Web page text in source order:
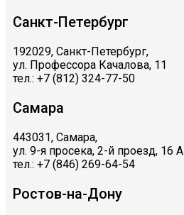
Санкт-Петербург
192029, Санкт-Петербург,
ул. Профессора Качалова, 11
тел.: +7 (812) 324-77-50
Самара
443031, Самара,
ул. 9-я просека, 2-й проезд, 16 А
тел.: +7 (846) 269-64-54
Ростов-на-Дону